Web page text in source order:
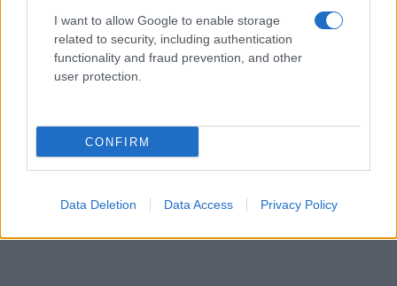
I want to allow Google to enable storage
related to security, including authentication
functionality and fraud prevention, and other
user protection.
CONFIRM
Data Deletion Data Access Privacy Policy
A hiba, amit elul hónapban nem érdemes